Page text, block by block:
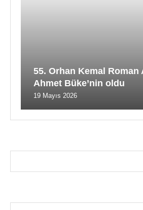
55. Orhan Kemal Roman
Ahmet Büke’nin oldu
19 Mayıs 2026